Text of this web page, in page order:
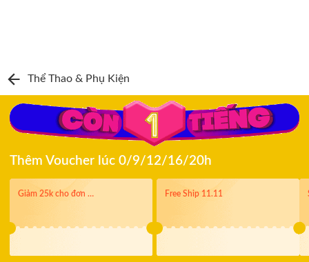
Thể Thao & Phụ Kiện
Thêm Voucher lúc 0/9/12/16/20h
Giảm 25k cho đơn hàng từ 250k Free Ship 11.11